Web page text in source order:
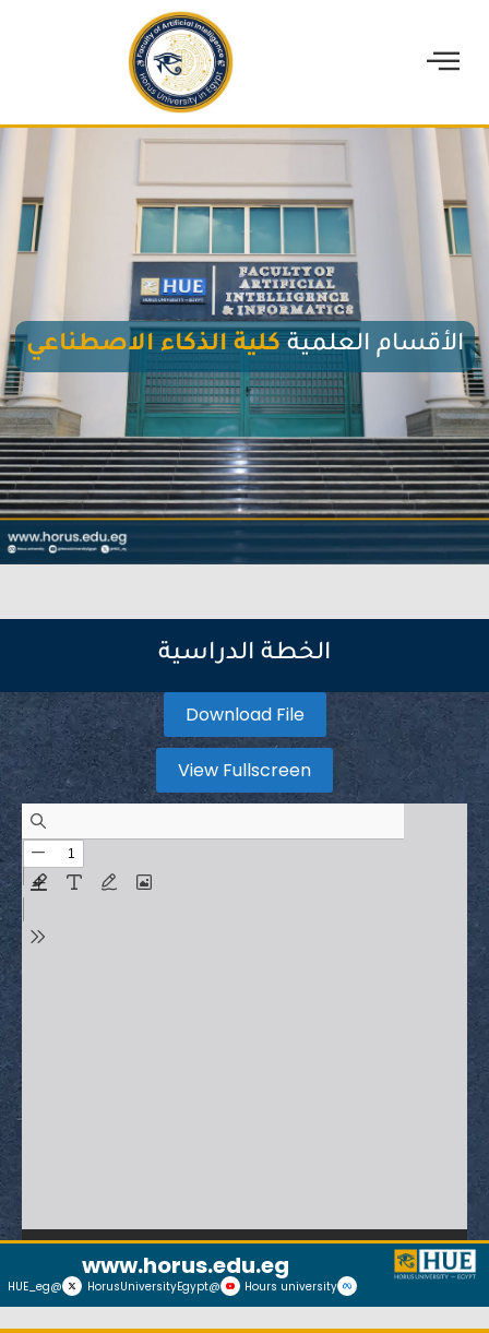
الأقسام العلميةكلية الذكاء الاصطناعي
الخطة الدراسية
Download File
View Fullscreen
www.horus.edu.eg
Hours university
@HorusUniversityEgypt
@HUE_eg